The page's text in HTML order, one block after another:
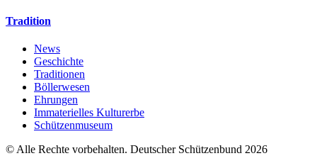
Tradition
News
Geschichte
Traditionen
Böllerwesen
Ehrungen
Immaterielles Kulturerbe
Schützenmuseum
© Alle Rechte vorbehalten. Deutscher Schützenbund 2026